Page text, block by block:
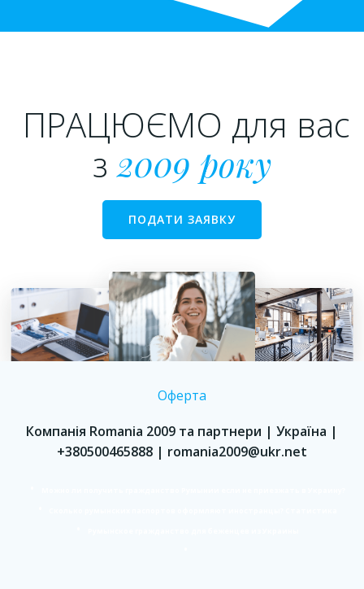
ПРАЦЮЄМО для вас
з2009 року
ПОДАТИ ЗАЯВКУ
Оферта
Компанія Romania 2009 та партнери | Україна |
+380500465888 | romania2009@ukr.net